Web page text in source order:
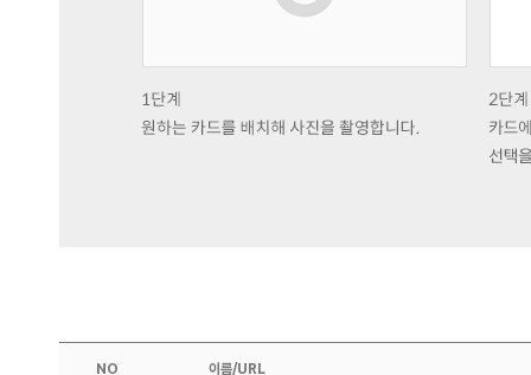
NO 이름/URL